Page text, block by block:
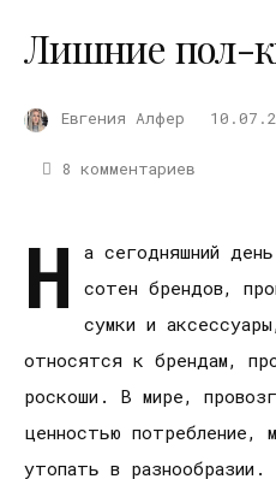
Лишние пол-
Евгения Алфер
8 комментариев
Н
а сегодняшний
сотен брендов,
сумки и
относятся к брендам,
роскоши. В мире,
ценностью потребление,
утопать в разнообразии.